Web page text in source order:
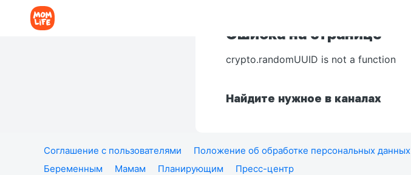
Ошибка на странице
crypto.randomUUID is not a function
Найдите нужное в каналах
Соглашение с пользователями Положение об обработке персональных данных
Беременным
Мамам Планирующим Пресс-центр